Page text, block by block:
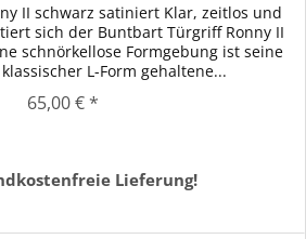
II schwarz satiniert Klar, zeitlos und
sich der Buntbart Türgriff Ronny II
schnörkellose Formgebung ist seine
L-Form gehaltene...
65,00 € *
Lieferung!